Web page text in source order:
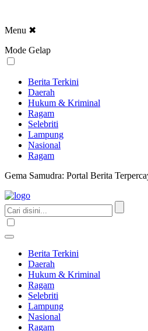
Menu ✖
Mode Gelap
Berita Terkini
Daerah
Hukum & Kriminal
Ragam
Selebriti
Lampung
Nasional
Ragam
Gema Samudra: Portal Berita
Berita Terkini
Daerah
Hukum & Kriminal
Ragam
Selebriti
Lampung
Nasional
Ragam